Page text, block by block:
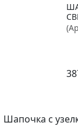
Шапочка с